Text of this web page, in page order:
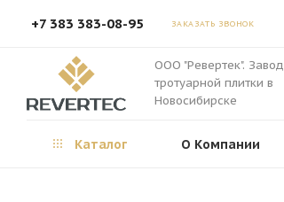
+7 383 383-08-95 ЗАКАЗАТЬ ЗВОНОК
ООО "Ревертек". Завод
тротуарной плитки в
Новосибирске
Каталог О Компании